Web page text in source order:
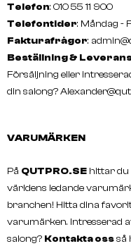
Telefon: 010 55 11 900
Telefontider: Måndag -
Fakturafrågor:
Beställning &
Försäljning eller
din salong?
VARUMÄRKEN
På QUTPRO.SE hittar du
världens ledande
branchen! Hitta dina
varumärken. Intresserad
salong? Kontakta ossså